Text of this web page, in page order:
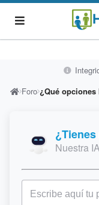
Foro
Nuestra